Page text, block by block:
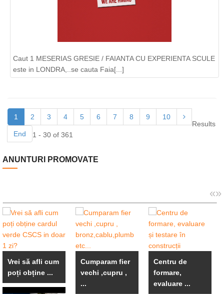
Caut 1 MESERIAS GRESIE / FAIANTA CU EXPERIENTA SCULE
este in LONDRA,..se cauta Faia[...]
1 2 3 4 5 6 7 8 9 10
End
Results
1 - 30 of 361
ANUNTURI PROMOVATE
«»
Vrei să afli cum
poți obține ...
Cumparam fier
vechi ,cupru ,
...
Centru de
formare,
evaluare ...